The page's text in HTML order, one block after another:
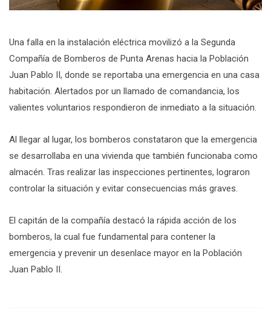
Una falla en la instalación eléctrica movilizó a la Segunda
Compañía de Bomberos de Punta Arenas hacia la Población
Juan Pablo II, donde se reportaba una emergencia en una casa
habitación. Alertados por un llamado de comandancia, los
valientes voluntarios respondieron de inmediato a la situación.
Al llegar al lugar, los bomberos constataron que la emergencia
se desarrollaba en una vivienda que también funcionaba como
almacén. Tras realizar las inspecciones pertinentes, lograron
controlar la situación y evitar consecuencias más graves.
El capitán de la compañía destacó la rápida acción de los
bomberos, la cual fue fundamental para contener la
emergencia y prevenir un desenlace mayor en la Población
Juan Pablo II.